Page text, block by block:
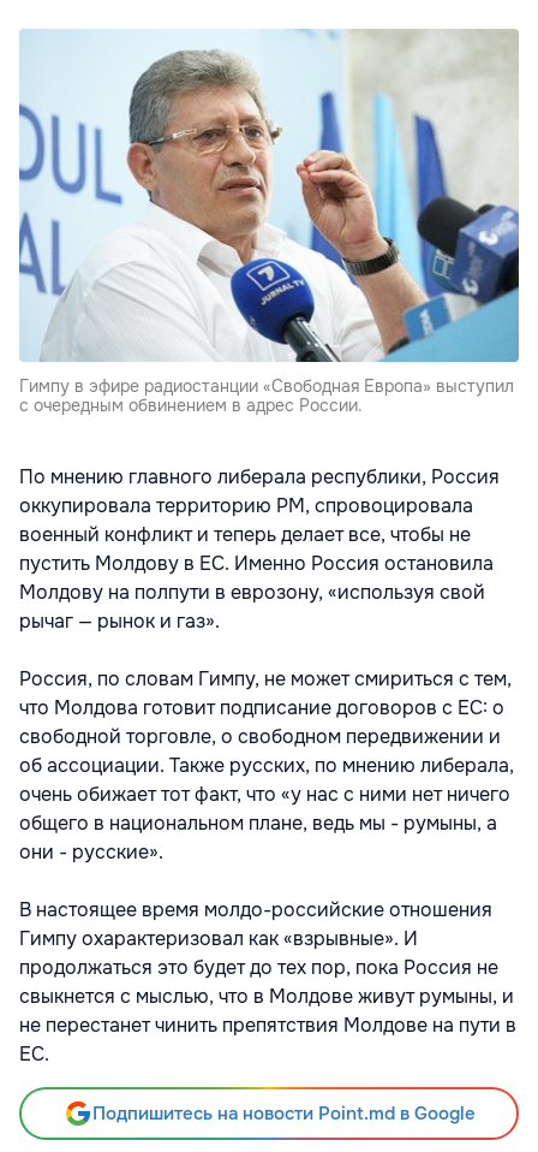
Гимпу в эфире радиостанции «Свободная Европа» выступил
с очередным обвинением в адрес России.
По мнению главного либерала республики, Россия
оккупировала территорию РМ, спровоцировала
военный конфликт и теперь делает все, чтобы не
пустить Молдову в ЕС. Именно Россия остановила
Молдову на полпути в еврозону, «используя свой
рычаг — рынок и газ».
Россия, по словам Гимпу, не может смириться с тем,
что Молдова готовит подписание договоров с ЕС: о
свободной торговле, о свободном передвижении и
об ассоциации. Также русских, по мнению либерала,
очень обижает тот факт, что «у нас с ними нет ничего
общего в национальном плане, ведь мы - румыны, а
они - русские».
В настоящее время молдо-российские отношения
Гимпу охарактеризовал как «взрывные». И
продолжаться это будет до тех пор, пока Россия не
свыкнется с мыслью, что в Молдове живут румыны, и
не перестанет чинить препятствия Молдове на пути в
ЕС.
Подпишитесь на новости Point.md в Google